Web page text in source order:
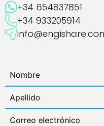
+34 654837851
+34 933205914